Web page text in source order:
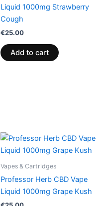
Liquid 1000mg Strawberry
Cough
€25.00
Add to cart
Vapes & Cartridges
Professor Herb CBD Vape
Liquid 1000mg Grape Kush